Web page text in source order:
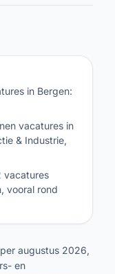
in Bergen:
vacatures in
& Industrie,
vacatures
vooral rond
augustus 2026,
en